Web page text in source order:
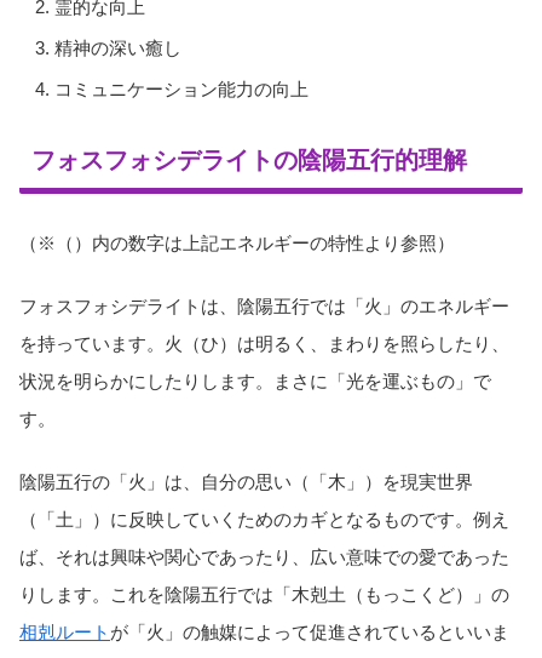
霊的な向上
精神の深い癒し
コミュニケーション能力の向上
フォスフォシデライトの陰陽五行的理解
（※（）内の数字は上記エネルギーの特性より参照）
フォスフォシデライトは、陰陽五行では「火」のエネルギー
を持っています。火（ひ）は明るく、まわりを照らしたり、
状況を明らかにしたりします。まさに「光を運ぶもの」で
す。
陰陽五行の「火」は、自分の思い（「木」）を現実世界
（「土」）に反映していくためのカギとなるものです。例え
ば、それは興味や関心であったり、広い意味での愛であった
りします。これを陰陽五行では「木剋土（もっこくど）」の
相剋ルート が「火」の触媒によって促進されているといいま